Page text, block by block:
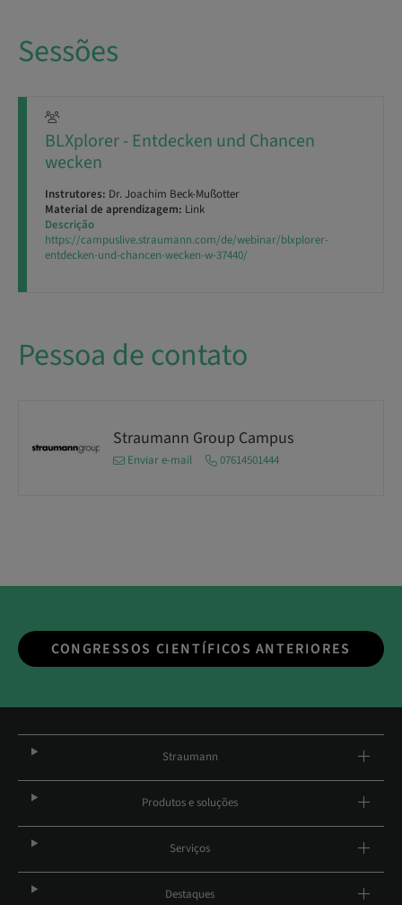
Sessões
BLXplorer - Entdecken und Chancen
wecken
Instrutores: Dr. Joachim Beck-Mußotter
Material de aprendizagem: Link
Descrição
https://campuslive.straumann.com/de/webinar/blxplorer-
entdecken-und-chancen-wecken-w-37440/
Pessoa de contato
Straumann Group Campus
Enviar e-mail 07614501444
CONGRESSOS CIENTÍFICOS ANTERIORES
Straumann
Produtos e soluções
Serviços
Destaques